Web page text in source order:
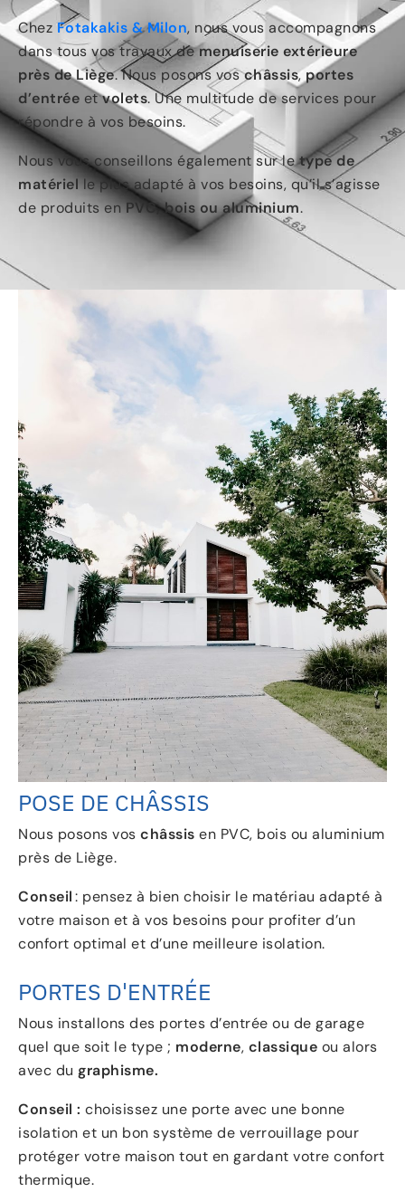
ChezFotakakis & Milon, nous vous accompagnons
dans tous vos travaux demenuiserie extérieure
près de Liège. Nous posons voschâssis,portes
d’entrée etvolets. Une multitude de services pour
répondre à vos besoins.
Nous vous conseillons également sur letype de
matérielle plus adapté à vos besoins, qu’il s’agisse
de produits enPVC, bois ou aluminium.
POSE DE CHÂSSIS
Nous posons vos châssis en PVC, bois ou aluminium
près de Liège.
Conseil: pensez à bien choisir le matériau adapté à
votre maison et à vos besoins pour profiter d’un
confort optimal et d’une meilleure isolation.
PORTES D'ENTRÉE
Nous installons des portes d’entrée ou de garage
quel que soit le type ; moderne, classique ou alors
avec du graphisme.
Conseil : choisissez une porte avec une bonne
isolation et un bon système de verrouillage pour
protéger votre maison tout en gardant votre confort
thermique.